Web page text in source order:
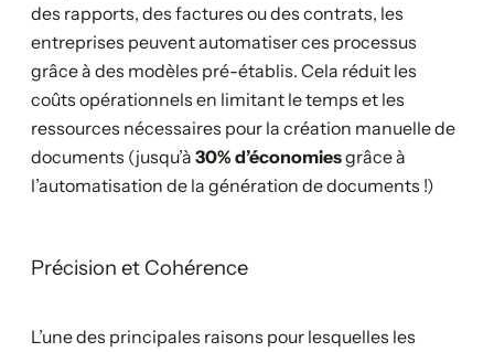
des rapports, des factures ou des contrats, les
entreprises peuvent automatiser ces processus
grâce à des modèles pré-établis. Cela réduit les
coûts opérationnels en limitant le temps et les
ressources nécessaires pour la création manuelle de
documents (jusqu’à 30% d’économiesgrâce à
l’automatisation de la génération de documents !)
Précision et Cohérence
L’une des principales raisons pour lesquelles les